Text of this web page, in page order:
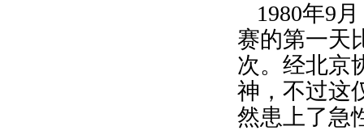
1980年9
赛的第一天
次。经北京
神，不过这
然患上了急